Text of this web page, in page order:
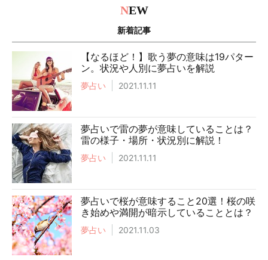
NEW
新着記事
【なるほど！】歌う夢の意味は19パター
ン。状況や人別に夢占いを解説
夢占い 2021.11.11
夢占いで雷の夢が意味していることは？
雷の様子・場所・状況別に解説！
夢占い 2021.11.11
夢占いで桜が意味すること20選！桜の咲
き始めや満開が暗示していることとは？
夢占い 2021.11.03